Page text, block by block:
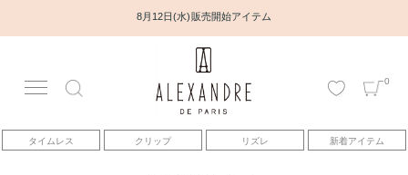
8月12日(水) 販売開始アイテム
0
タイムレス クリップ リズレ 新着アイテム
アカウント
アイテム